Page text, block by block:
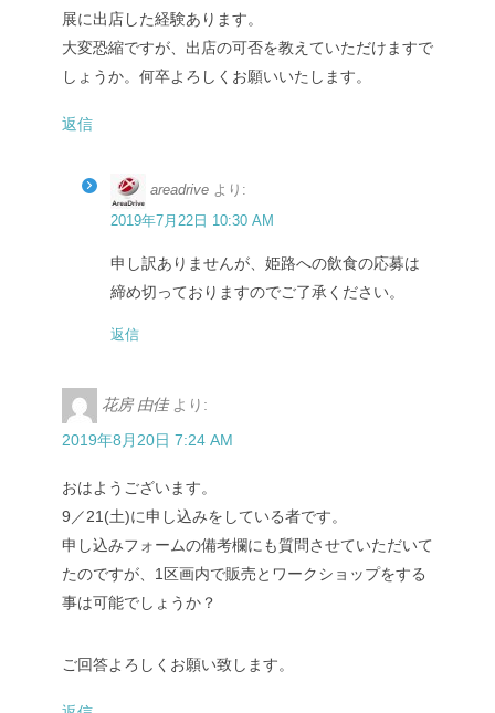
展に出店した経験あります。
大変恐縮ですが、出店の可否を教えていただけますで
しょうか。何卒よろしくお願いいたします。
返信
areadrive より:
2019年7月22日 10:30 AM
申し訳ありませんが、姫路への飲食の応募は
締め切っておりますのでご了承ください。
返信
花房 由佳 より:
2019年8月20日 7:24 AM
おはようございます。
9／21(土)に申し込みをしている者です。
申し込みフォームの備考欄にも質問させていただいて
たのですが、1区画内で販売とワークショップをする
事は可能でしょうか？
ご回答よろしくお願い致します。